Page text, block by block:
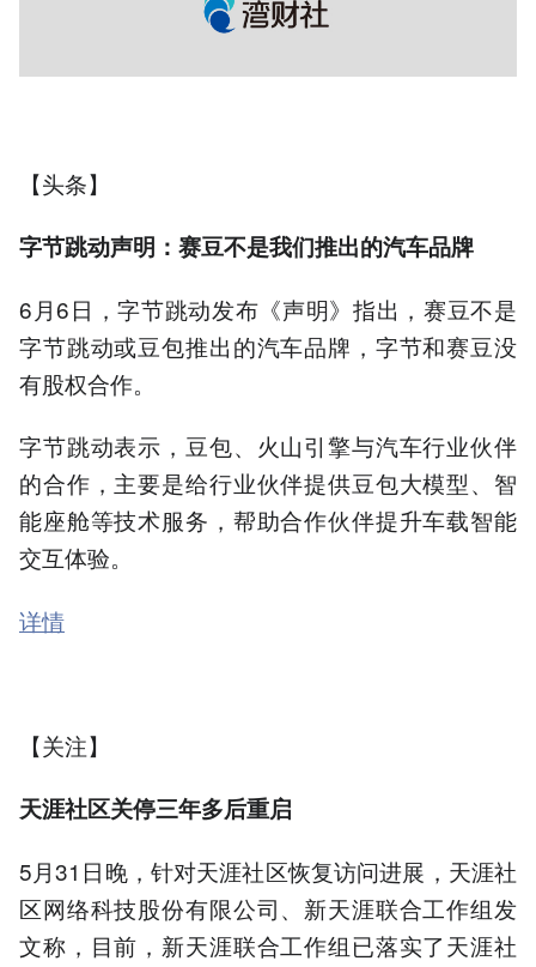
【头条】
字节跳动声明：赛豆不是我们推出的汽车品牌
6月6日，字节跳动发布《声明》指出，赛豆不是
字节跳动或豆包推出的汽车品牌，字节和赛豆没
有股权合作。
字节跳动表示，豆包、火山引擎与汽车行业伙伴
的合作，主要是给行业伙伴提供豆包大模型、智
能座舱等技术服务，帮助合作伙伴提升车载智能
交互体验。
详情
【关注】
天涯社区关停三年多后重启
5月31日晚，针对天涯社区恢复访问进展，天涯社
区网络科技股份有限公司、新天涯联合工作组发
文称，目前，新天涯联合工作组已落实了天涯社